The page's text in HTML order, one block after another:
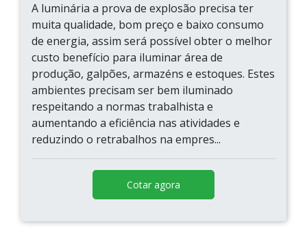
A luminária a prova de explosão precisa ter
muita qualidade, bom preço e baixo consumo
de energia, assim será possível obter o melhor
custo benefício para iluminar área de
produção, galpões, armazéns e estoques. Estes
ambientes precisam ser bem iluminado
respeitando a normas trabalhista e
aumentando a eficiência nas atividades e
reduzindo o retrabalhos na empres...
Cotar agora